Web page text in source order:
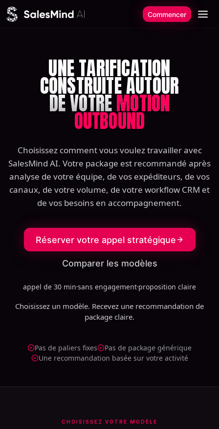
Aller au contenu
Commencer
UNE TARIFICATION
CONSTRUITE AUTOUR
DE VOTREMOTION
OUTBOUND
Choisissez comment vous voulez travailler avec
SalesMind AI. Votre package est recommandé après
analyse de votre équipe, de vos expéditeurs, de vos
canaux, de votre volume, de votre workflow CRM et
de vos besoins en accompagnement.
Réserver votre appel stratégique
Comparer les modèles
appel de 30 min sans engagement proposition claire
Choisissez un modèle. Recevez une recommandation de
package claire.
Pas de paliers fixes
Pas de package générique
Une recommandation basée sur votre activité
CHOISISSEZ VOTRE MODÈLE